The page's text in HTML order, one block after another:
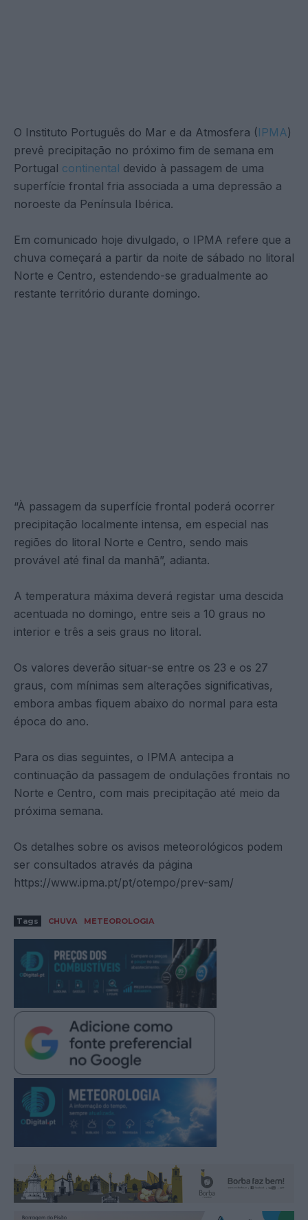
O Instituto Português do Mar e da Atmosfera (IPMA)
prevê precipitação no próximo fim de semana em
Portugal continental devido à passagem de uma
superfície frontal fria associada a uma depressão a
noroeste da Península Ibérica.
Em comunicado hoje divulgado, o IPMA refere que a
chuva começará a partir da noite de sábado no litoral
Norte e Centro, estendendo-se gradualmente ao
restante território durante domingo.
“À passagem da superfície frontal poderá ocorrer
precipitação localmente intensa, em especial nas
regiões do litoral Norte e Centro, sendo mais
provável até final da manhã”, adianta.
A temperatura máxima deverá registar uma descida
acentuada no domingo, entre seis a 10 graus no
interior e três a seis graus no litoral.
Os valores deverão situar-se entre os 23 e os 27
graus, com mínimas sem alterações significativas,
embora ambas fiquem abaixo do normal para esta
época do ano.
Para os dias seguintes, o IPMA antecipa a
continuação da passagem de ondulações frontais no
Norte e Centro, com mais precipitação até meio da
próxima semana.
Os detalhes sobre os avisos meteorológicos podem
ser consultados através da página
https://www.ipma.pt/pt/otempo/prev-sam/
Tags CHUVA METEOROLOGIA